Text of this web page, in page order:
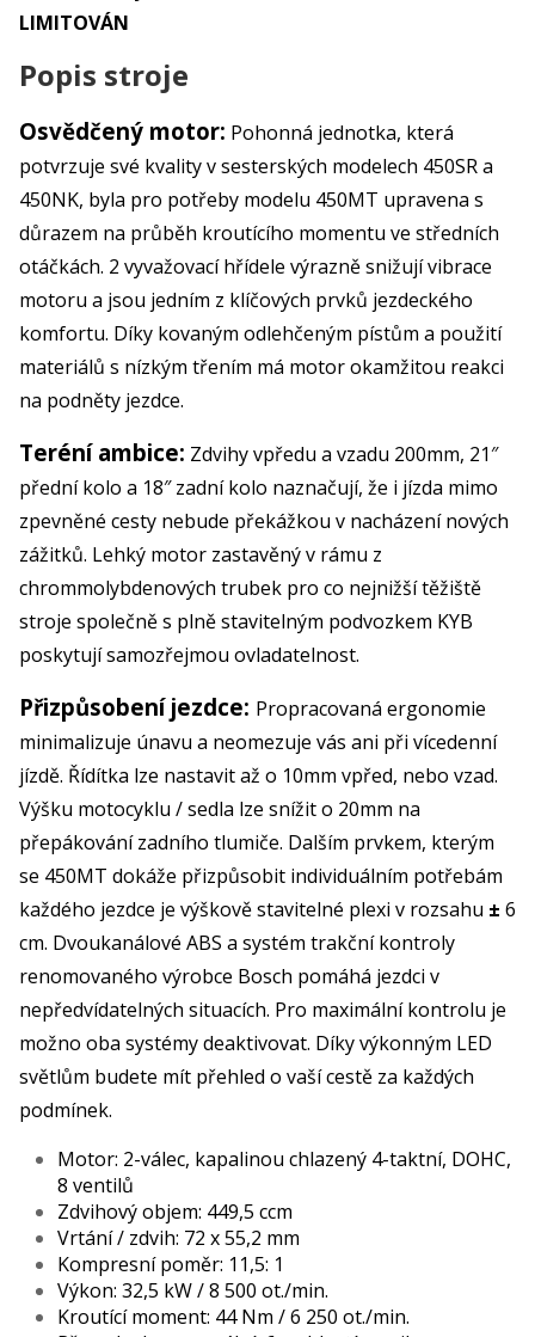
LIMITOVÁN
Popis stroje
Osvědčený motor: Pohonná jednotka, která
potvrzuje své kvality v sesterských modelech 450SR a
450NK, byla pro potřeby modelu 450MT upravena s
důrazem na průběh kroutícího momentu ve středních
otáčkách. 2 vyvažovací hřídele výrazně snižují vibrace
motoru a jsou jedním z klíčových prvků jezdeckého
komfortu. Díky kovaným odlehčeným pístům a použití
materiálů s nízkým třením má motor okamžitou reakci
na podněty jezdce.
Teréní ambice: Zdvihy vpředu a vzadu 200mm, 21″
přední kolo a 18″ zadní kolo naznačují, že i jízda mimo
zpevněné cesty nebude překážkou v nacházení nových
zážitků. Lehký motor zastavěný v rámu z
chrommolybdenových trubek pro co nejnižší těžiště
stroje společně s plně stavitelným podvozkem KYB
poskytují samozřejmou ovladatelnost.
Přizpůsobení jezdce: Propracovaná ergonomie
minimalizuje únavu a neomezuje vás ani při vícedenní
jízdě. Řídítka lze nastavit až o 10mm vpřed, nebo vzad.
Výšku motocyklu / sedla lze snížit o 20mm na
přepákování zadního tlumiče. Dalším prvkem, kterým
se 450MT dokáže přizpůsobit individuálním potřebám
každého jezdce je výškově stavitelné plexi v rozsahu ± 6
cm. Dvoukanálové ABS a systém trakční kontroly
renomovaného výrobce Bosch pomáhá jezdci v
nepředvídatelných situacích. Pro maximální kontrolu je
možno oba systémy deaktivovat. Díky výkonným LED
světlům budete mít přehled o vaší cestě za každých
podmínek.
Motor: 2-válec, kapalinou chlazený 4-taktní, DOHC,
8 ventilů
Zdvihový objem: 449,5 ccm
Vrtání / zdvih: 72 x 55,2 mm
Kompresní poměr: 11,5: 1
Výkon: 32,5 kW / 8 500 ot./min.
Kroutící moment: 44 Nm / 6 250 ot./min.